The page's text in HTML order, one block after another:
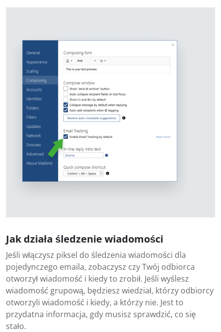
Jak działa śledzenie wiadomości
Jeśli włączysz piksel do śledzenia wiadomości dla
pojedynczego emaila, zobaczysz czy Twój odbiorca
otworzył wiadomość i kiedy to zrobił. Jeśli wyślesz
wiadomość grupową, będziesz wiedział, którzy odbiorcy
otworzyli wiadomość i kiedy, a którzy nie. Jest to
przydatna informacja, gdy musisz sprawdzić, co się
stało.